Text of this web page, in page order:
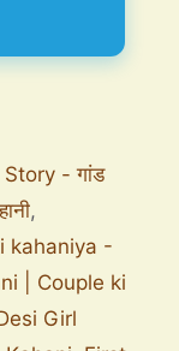
- गांड
,
kahaniya -
| Couple ki
Girl